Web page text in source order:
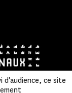
d'audience, ce site